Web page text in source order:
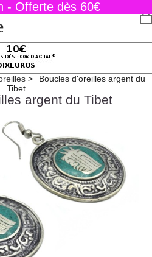
- Offerte dès 60€
Boucles d'oreilles argent du
Tibet
argent du Tibet